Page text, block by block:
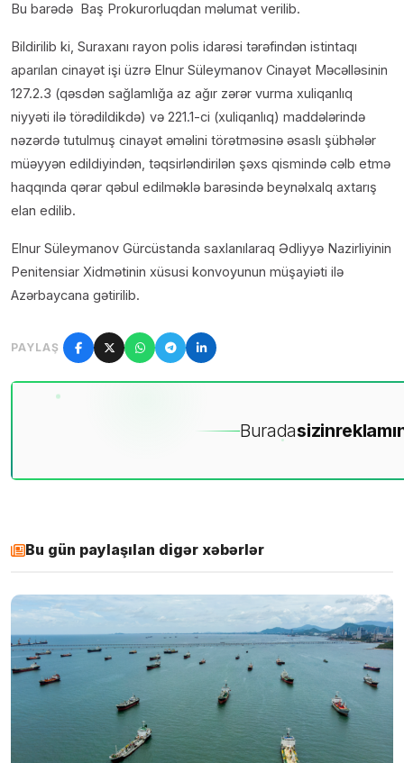
Bu barədə Baş Prokurorluqdan məlumat verilib.
Bildirilib ki, Suraxanı rayon polis idarəsi tərəfindən istintaqı
aparılan cinayət işi üzrə Elnur Süleymanov Cinayət Məcəlləsinin
127.2.3 (qəsdən sağlamlığa az ağır zərər vurma xuliqanlıq
niyyəti ilə törədildikdə) və 221.1-ci (xuliqanlıq) maddələrində
nəzərdə tutulmuş cinayət əməlini törətməsinə əsaslı şübhələr
müəyyən edildiyindən, təqsirləndirilən şəxs qismində cəlb etmə
haqqında qərar qəbul edilməklə barəsində beynəlxalq axtarış
elan edilib.
Elnur Süleymanov Gürcüstanda saxlanılaraq Ədliyyə Nazirliyinin
Penitensiar Xidmətinin xüsusi konvoyunun müşayiəti ilə
Azərbaycana gətirilib.
PAYLAŞ
Buradasizin
Bu gün paylaşılan digər xəbərlər